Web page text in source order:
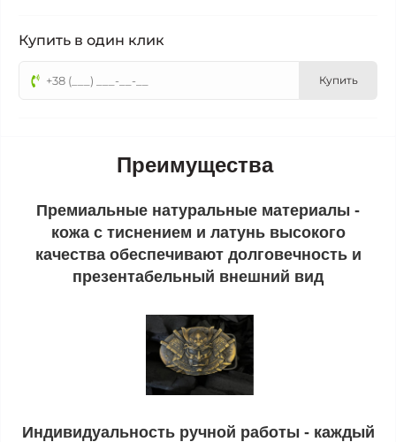
Купить в один клик
Купить
Преимущества
Премиальные натуральные материалы -
кожа с тиснением и латунь высокого
качества обеспечивают долговечность и
презентабельный внешний вид
Индивидуальность ручной работы - каждый